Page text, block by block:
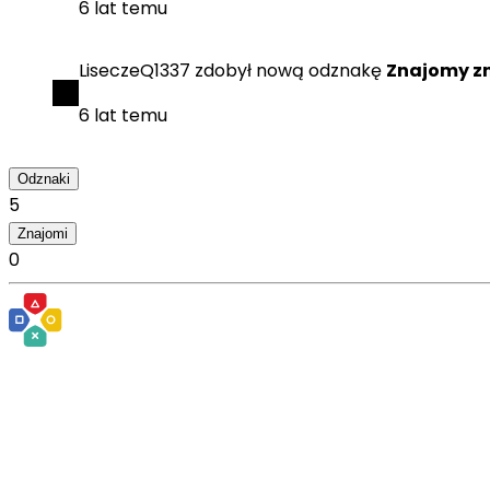
6 lat temu
LiseczeQ1337 zdobył nową odznakę Znajomy
6 lat temu
Odznaki
5
Znajomi
0